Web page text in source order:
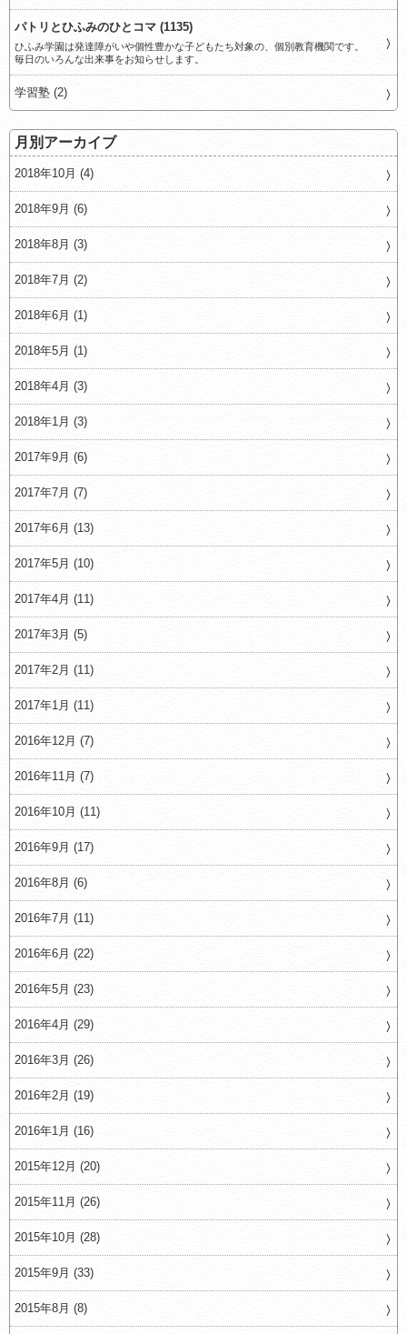
パトリとひふみのひとコマ (1135)
ひふみ学園は発達障がいや個性豊かな子どもたち対象の、個別教育機関です。
毎日のいろんな出来事をお知らせします。
学習塾 (2)
月別アーカイブ
2018年10月 (4)
2018年9月 (6)
2018年8月 (3)
2018年7月 (2)
2018年6月 (1)
2018年5月 (1)
2018年4月 (3)
2018年1月 (3)
2017年9月 (6)
2017年7月 (7)
2017年6月 (13)
2017年5月 (10)
2017年4月 (11)
2017年3月 (5)
2017年2月 (11)
2017年1月 (11)
2016年12月 (7)
2016年11月 (7)
2016年10月 (11)
2016年9月 (17)
2016年8月 (6)
2016年7月 (11)
2016年6月 (22)
2016年5月 (23)
2016年4月 (29)
2016年3月 (26)
2016年2月 (19)
2016年1月 (16)
2015年12月 (20)
2015年11月 (26)
2015年10月 (28)
2015年9月 (33)
2015年8月 (8)